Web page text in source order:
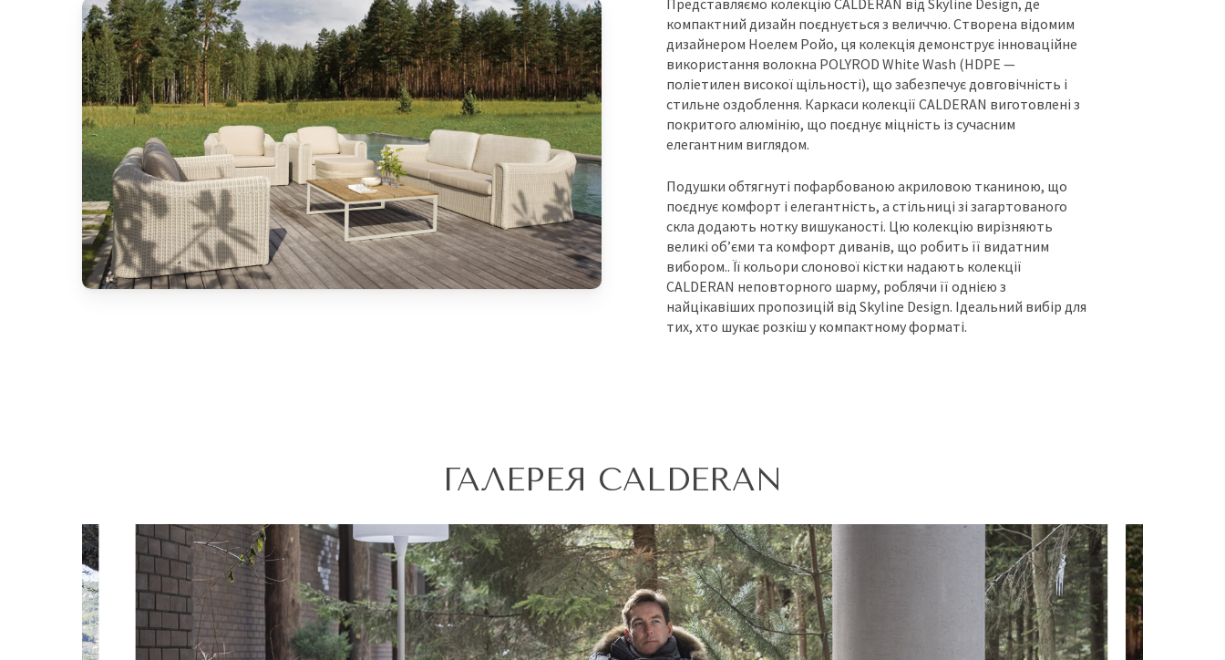
компактний дизайн поєднується з величчю. Створена відомим
дизайнером Ноелем Ройо, ця колекція демонструє інноваційне
використання волокна POLYROD White Wash (HDPE —
поліетилен високої щільності), що забезпечує довговічність і
стильне оздоблення. Каркаси колекції CALDERAN виготовлені з
покритого алюмінію, що поєднує міцність із сучасним
елегантним виглядом.
Подушки обтягнуті пофарбованою акриловою тканиною, що
поєднує комфорт і елегантність, а стільниці зі загартованого
скла додають нотку вишуканості. Цю колекцію вирізняють
великі об’єми та комфорт диванів, що робить її видатним
вибором.. Її кольори слонової кістки надають колекції
CALDERAN неповторного шарму, роблячи її однією з
найцікавіших пропозицій від Skyline Design. Ідеальний вибір для
тих, хто шукає розкіш у компактному форматі.
ГАЛЕРЕЯ CALDERAN